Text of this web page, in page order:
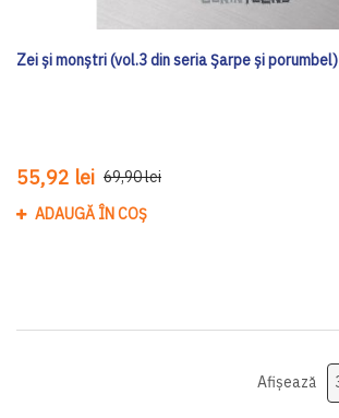
Zei și monștri (vol.3 din seria Șarpe și porumbel)
55,92 lei 69,90 lei
ADAUGĂ ÎN COȘ
Afișează